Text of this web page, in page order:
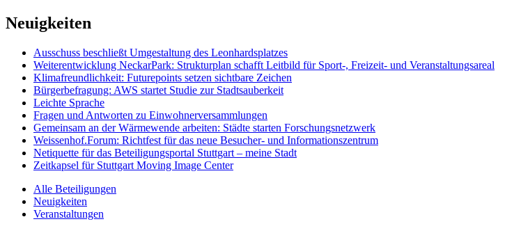
Neuigkeiten
Ausschuss beschließt Umgestaltung des Leonhards­platzes
Weiterentwicklung NeckarPark: Strukturplan schafft Leitbild für Sport-, Freizeit- und Veranstaltungsareal
Klimafreundlichkeit: Futurepoints setzen sichtbare Zeichen
Bürgerbefragung: AWS startet Studie zur Stadtsauberkeit
Leichte Sprache
Fragen und Antworten zu Einwohnerversammlungen
Gemeinsam an der Wärmewende arbeiten: Städte starten Forschungsnetzwerk
Weissenhof.Forum: Richtfest für das neue Besucher- und Informationszentrum
Netiquette für das Beteiligungsportal Stuttgart – meine Stadt
Zeitkapsel für Stuttgart Moving Image Center
Alle Beteiligungen
Neuigkeiten
Veranstaltungen